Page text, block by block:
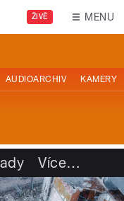
ŽIVĚ MENU
AUDIOARCHIV KAMERY
Více…